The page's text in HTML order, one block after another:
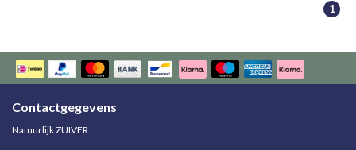
1
Contactgegevens
Natuurlijk ZUIVER